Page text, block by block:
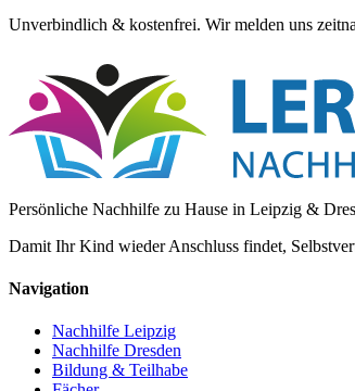
Unverbindlich & kostenfrei. Wir melden uns
Persönliche Nachhilfe zu Hause in Leipzig &
Damit Ihr Kind wieder Anschluss findet,
Navigation
Nachhilfe Leipzig
Nachhilfe Dresden
Bildung & Teilhabe